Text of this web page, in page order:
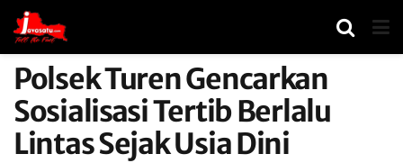
Polsek Turen Gencarkan
Sosialisasi Tertib Berlalu
Lintas Sejak Usia Dini